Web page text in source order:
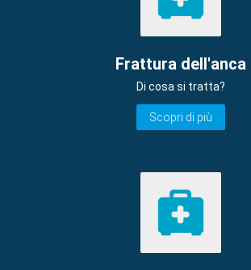
Frattura dell'anca
Di cosa si tratta?
Scopri di più